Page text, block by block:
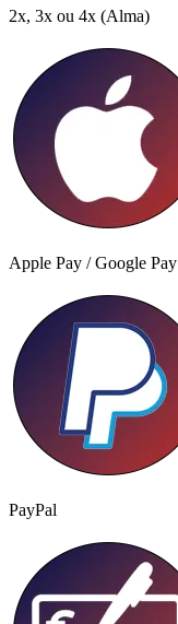
2x, 3x ou 4x (Alma)
Apple Pay / Google Pay
PayPal